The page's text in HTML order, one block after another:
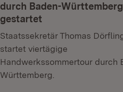
durch Baden-Württemberg
gestartet
Staatssekretär Thomas
startet viertägige
Handwerkssommertour durch
Württemberg.